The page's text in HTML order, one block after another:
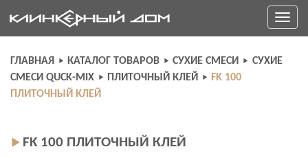
to
content
Toggle
ГЛАВНАЯ КАТАЛОГ ТОВАРОВ СУХИЕ СМЕСИ
СУХИЕ
СМЕСИ QUCK-MIX
ПЛИТОЧНЫЙ КЛЕЙ
FK 100
ПЛИТОЧНЫЙ КЛЕЙ
FK 100 ПЛИТОЧНЫЙ КЛЕЙ